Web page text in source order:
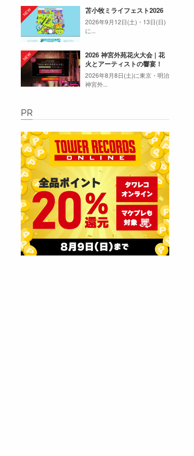
苫小牧ミライフェスト2026
2026年9月12日(土)・13日(日)
に...
2026 神宮外苑花火大会 | 花
火とアーティストの響宴！
2026年8月8日(土)に東京・明治
神宮外...
PR